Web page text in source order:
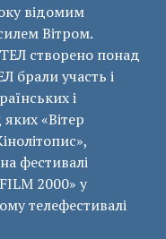
відомим
Вітром.
створено понад
брали участь і
і
«Вітер
фестивалі
2000» у
телефестивалі